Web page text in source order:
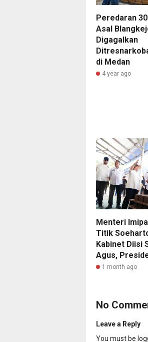
Peredaran
Asal
Digagalkan
di Medan
4 year ago
Menteri
Titik
Kabinet Diisi
Agus,
1 month ago
No
Leave a Reply
You must be